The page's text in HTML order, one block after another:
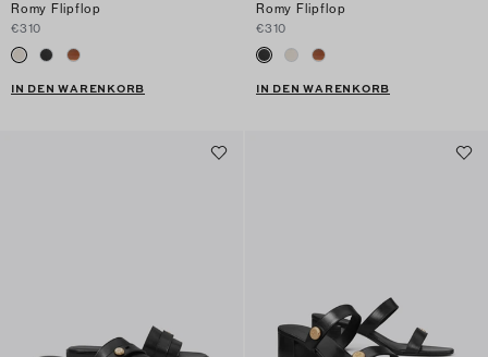
Romy Flipflop
€310
IN DEN WARENKORB
Romy Flipflop
€310
IN DEN WARENKORB